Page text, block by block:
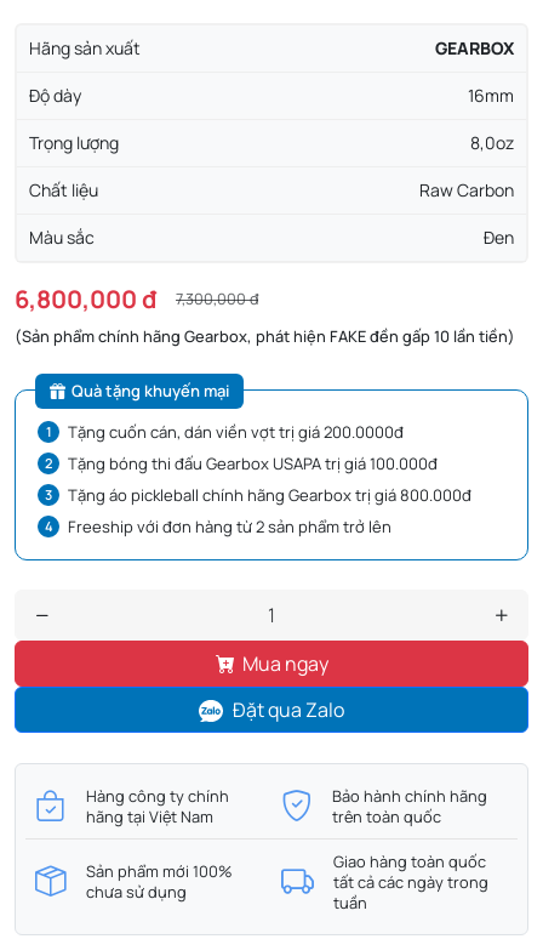
Hãng sản xuất GEARBOX
Độ dày 16mm
Trọng lượng 8,0oz
Chất liệu Raw Carbon
Màu sắc Đen
6,800,000 đ 7,300,000 đ
(Sản phẩm chính hãng Gearbox, phát hiện FAKE đền gấp 10 lần tiền)
Quà tặng khuyến mại
Tặng cuốn cán, dán viền vợt trị giá 200.0000đ
Tặng bóng thi đấu Gearbox USAPA trị giá 100.000đ
Tặng áo pickleball chính hãng Gearbox trị giá 800.000đ
Freeship với đơn hàng từ 2 sản phẩm trở lên
Mua ngay
Đặt qua Zalo
Hàng công ty chính
hãng tại Việt Nam
Bảo hành chính hãng
trên toàn quốc
Sản phẩm mới 100%
chưa sử dụng
Giao hàng toàn quốc
tất cả các ngày trong
tuần